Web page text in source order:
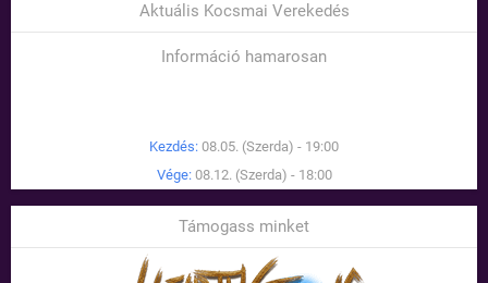
Aktuális Kocsmai Verekedés
Információ hamarosan
Kezdés: 08.05. (Szerda) - 19:00
Vége: 08.12. (Szerda) - 18:00
Támogass minket